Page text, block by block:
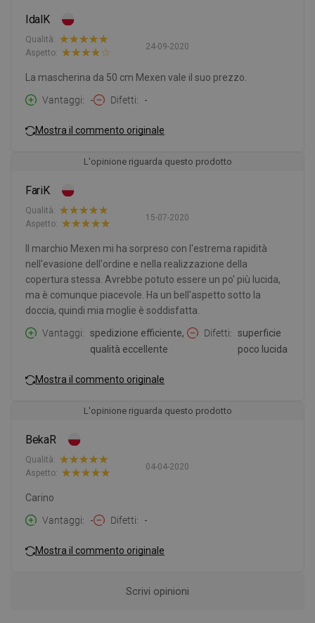
IdalK
24-09-2020
Qualità:
Aspetto:
La mascherina da 50 cm Mexen vale il suo prezzo.
Vantaggi
- Difetti -
Mostra il commento originale
L'opinione riguarda questo prodotto
FariK
15-07-2020
Qualità:
Aspetto:
Il marchio Mexen mi ha sorpreso con l'estrema rapidità
nell'evasione dell'ordine e nella realizzazione della
copertura stessa. Avrebbe potuto essere un po' più lucida,
ma è comunque piacevole. Ha un bell'aspetto sotto la
doccia, quindi mia moglie è soddisfatta.
Vantaggi
spedizione efficiente,
qualità eccellente
Difetti
superficie
poco lucida
Mostra il commento originale
L'opinione riguarda questo prodotto
BekaR
04-04-2020
Qualità:
Aspetto:
Carino
Vantaggi
- Difetti -
Mostra il commento originale
Scrivi opinioni